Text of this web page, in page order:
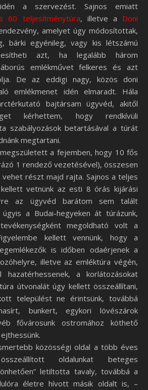
a szervezést. Sajnos emiatt
60 teljesítménytúra, illetve a Doni
amelyet úgy módosítottak,
bárki egyénileg, vagy kis létszámú
azt, ha legalább három
emlékművet felkeres és azt
De az eddigi nagy, közös doni
emlékmenet idén elmaradt. Hála
bajtársam ügyvéd, akitől
kérhettem, hogy rendkívüli
szabályozások betartásával a túrát
megtartani.
a fejemben, hogy 10 fős
1 rendező vezetésével), összesen
vehet részt majd rajta. Sajnos a teljes
vetnünk az esti 8 órás kijárási
az ügyvéd barátom sem talált
a Budai-hegyeken át túrázunk,
megoldható volt a
kellett vennünk, hogy a
is időben odaérjenek a
illetve az emléktúra végén,
hazatérhessenek, a korlátozásokat
útvonalát úgy kellett összeállítani,
települést ne érintsünk, továbbá
bunkert, egykori lövészárok
fővárosunk ostromához köthető
közösségi oldal a több éves
oldalunkat beteges
letiltotta tavaly, továbbá a
életre hívott másik oldalt is, –